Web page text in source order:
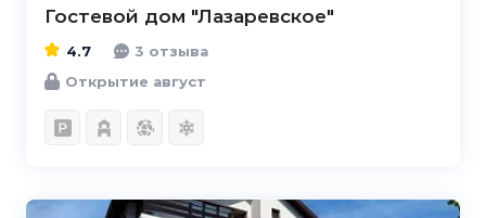
Гостевой дом "Лазаревское"
4.7
3 отзыва
Открытие август